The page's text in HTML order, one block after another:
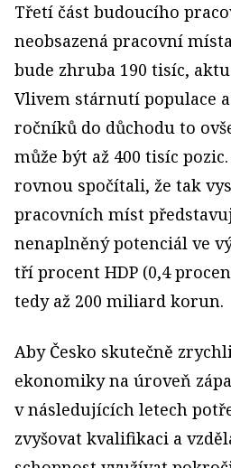
Třetí část budoucího
neobsazená pracovní
bude zhruba 190 tisíc,
Vlivem stárnutí populace
ročníků do důchodu to
může být až 400 tisíc
rovnou spočítali, že tak
pracovních míst
nenaplněný potenciál ve
tří procent HDP (0,4
tedy až 200 miliard korun.
Aby Česko skutečně
ekonomiky na úroveň
v následujících letech
zvyšovat kvalifikaci a